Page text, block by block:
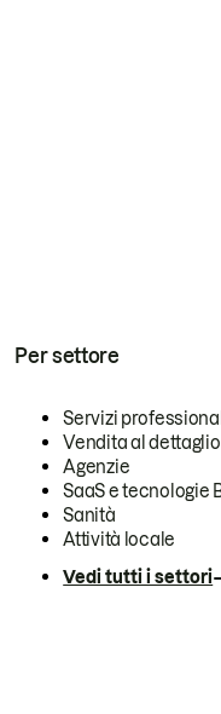
Per settore
Servizi
Vendita al
Agenzie
SaaS e tecnologie
Sanità
Attività locale
Vedi tutti i settori